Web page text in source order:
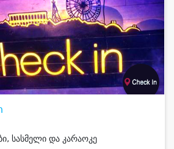
სასმელი და კარაოკე